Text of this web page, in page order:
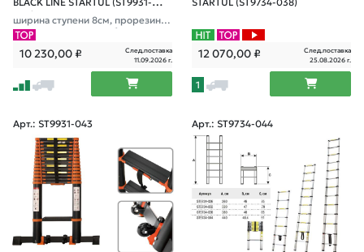
BLACK LINE STARTUL (ST9931-
ширина ступени 8см, прорезинен
ные колеса и доп.стабилизаторы
10 230,00₽
След.поставка
11.09.2026 г.
STARTUL (ST9734-038)
12 070,00₽
След.поставка
25.08.2026 г.
1
Арт.: ST9931-043 Арт.: ST9734-044